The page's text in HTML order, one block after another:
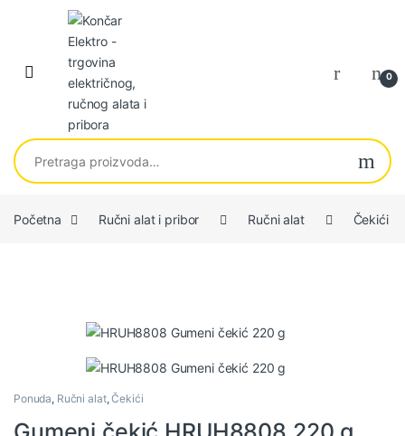
Skip to navigation
Skip to content
0
Pretraga za:
Početna Ručni alat i pribor Ručni alat Čekići
Ponuda, Ručni alat,Čekići